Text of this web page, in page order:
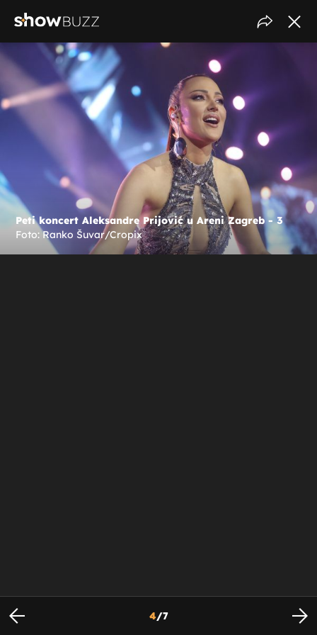
Peti koncert Aleksandre Prijović u Areni Zagreb - 3
Foto: Ranko Šuvar/Cropix
4/7